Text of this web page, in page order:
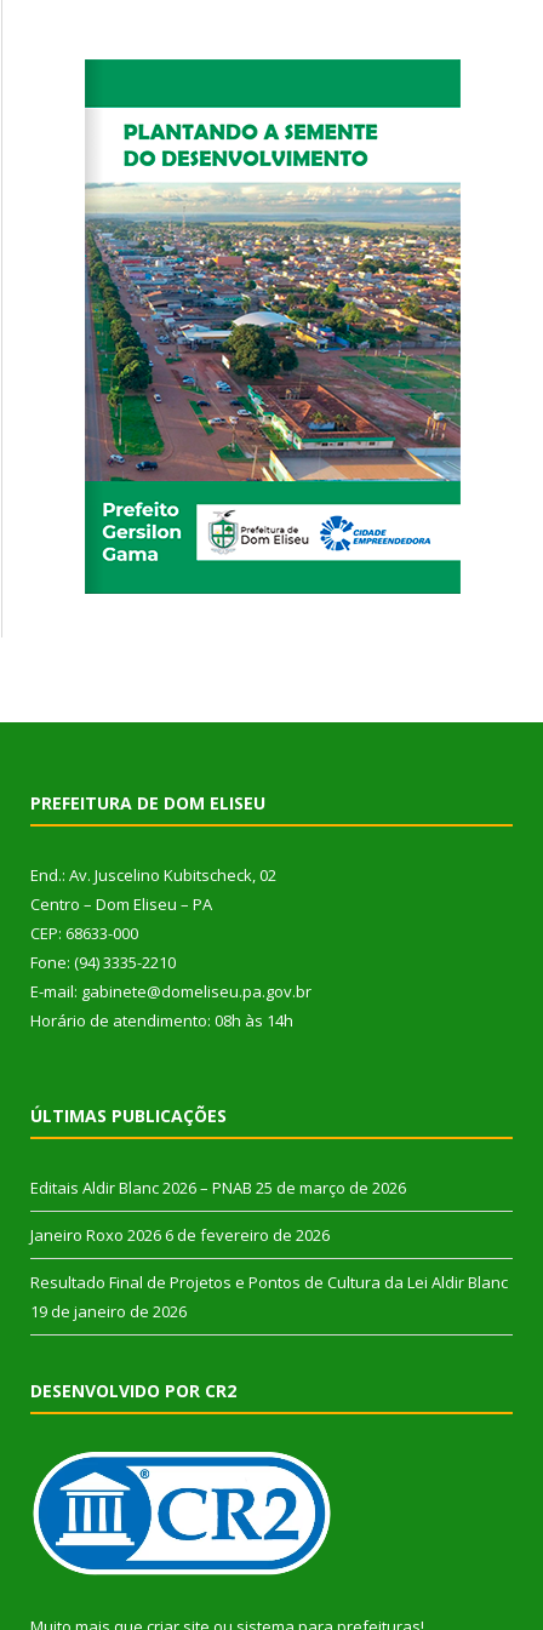
PREFEITURA DE DOM ELISEU
End.: Av. Juscelino Kubitscheck, 02
Centro – Dom Eliseu – PA
CEP: 68633-000
Fone: (94) 3335-2210
E-mail: gabinete@domeliseu.pa.gov.br
Horário de atendimento: 08h às 14h
ÚLTIMAS PUBLICAÇÕES
Editais Aldir Blanc 2026 – PNAB 25 de março de 2026
Janeiro Roxo 2026 6 de fevereiro de 2026
Resultado Final de Projetos e Pontos de Cultura da Lei Aldir Blanc
19 de janeiro de 2026
DESENVOLVIDO POR CR2